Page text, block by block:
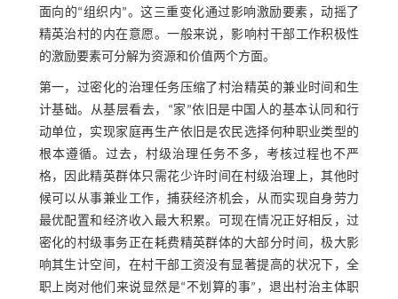
面向的“组织内”。这三重变化通过影响激励要素，动摇了
精英治村的内在意愿。一般来说，影响村干部工作积极性
的激励要素可分解为资源和价值两个方面。
第一，过密化的治理任务压缩了村治精英的兼业时间和生
计基础。从基层看去，“家”依旧是中国人的基本认同和行
动单位，实现家庭再生产依旧是农民选择何种职业类型的
根本遵循。过去，村级治理任务不多，考核过程也不严
格，因此精英群体只需花少许时间在村级治理上，其他时
候可以从事兼业工作，捕获经济机会，从而实现自身劳力
最优配置和经济收入最大积累。可现在情况正好相反，过
密化的村级事务正在耗费精英群体的大部分时间，极大影
响其生计空间，在村干部工资没有显著提高的状况下，全
职上岗对他们来说显然是“不划算的事”，退出村治主体职